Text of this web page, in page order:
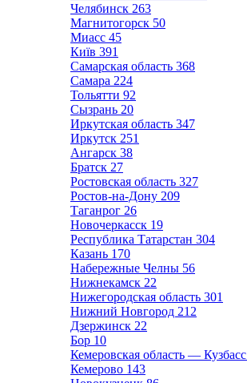
Челябинск 263
Магнитогорск 50
Миасс 45
Київ 391
Самарская область 368
Самара 224
Тольятти 92
Сызрань 20
Иркутская область 347
Иркутск 251
Ангарск 38
Братск 27
Ростовская область 327
Ростов-на-Дону 209
Таганрог 26
Новочеркасск 19
Республика Татарстан 304
Казань 170
Набережные Челны 56
Нижнекамск 22
Нижегородская область 301
Нижний Новгород 212
Дзержинск 22
Бор 10
Кемеровская область — Кузбасс
Кемерово 143